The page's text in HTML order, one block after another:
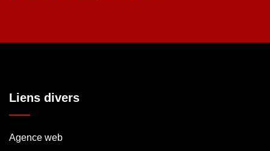
Liens divers
Agence web